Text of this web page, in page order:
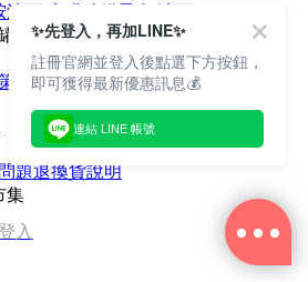
沛可 牛磺酸
85克
文章
題退換貨說明
集
入
✨先登入，再加LINE✨
註冊官網並登入後點選下方按鈕，
即可獲得最新優惠訊息💰
連結 LINE 帳號